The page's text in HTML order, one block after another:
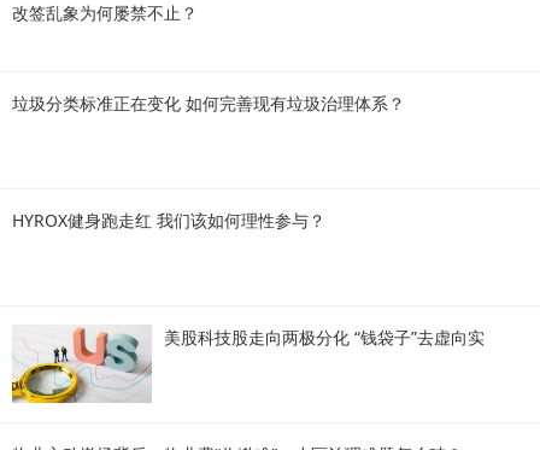
改签乱象为何屡禁不止？
垃圾分类标准正在变化 如何完善现有垃圾治理体系？
HYROX健身跑走红 我们该如何理性参与？
美股科技股走向两极分化 “钱袋子”去虚向实